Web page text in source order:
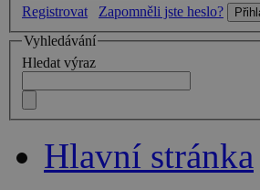
Registrovat
Zapomněli jste heslo?
Vyhledávání
Hledat výraz
Hlavní stránka